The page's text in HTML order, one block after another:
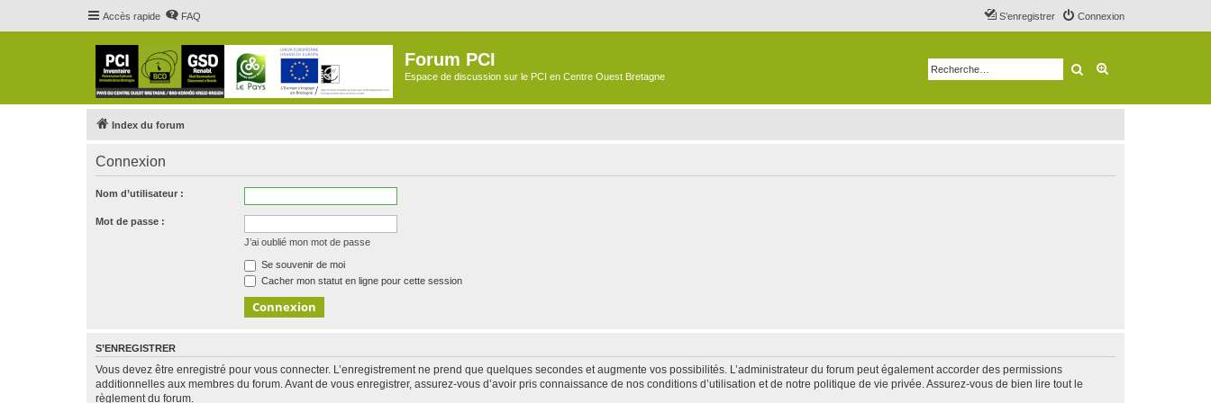
Accès rapide FAQ Connexion
S’enregistrer
Forum PCI
Espace de discussion sur le PCI en Centre Ouest Bretagne Rechercher
Index du forum
Connexion
Nom d’utilisateur :
Mot de passe :
J’ai oublié mon mot de passe
Se souvenir de moi
Cacher mon statut en ligne pour cette session
S’ENREGISTRER
Vous devez être enregistré pour vous connecter. L’enregistrement ne prend que quelques secondes et augmente vos possibilités. L’administrateur du forum peut également accorder des permissions
additionnelles aux membres du forum. Avant de vous enregistrer, assurez-vous d’avoir pris connaissance de nos conditions d’utilisation et de notre politique de vie privée. Assurez-vous de bien lire tout le
règlement du forum.